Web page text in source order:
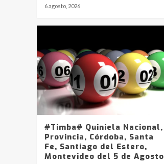
6 agosto, 2026
#Timba# Quiniela Nacional,
Provincia, Córdoba, Santa
Fe, Santiago del Estero,
Montevideo del 5 de Agosto